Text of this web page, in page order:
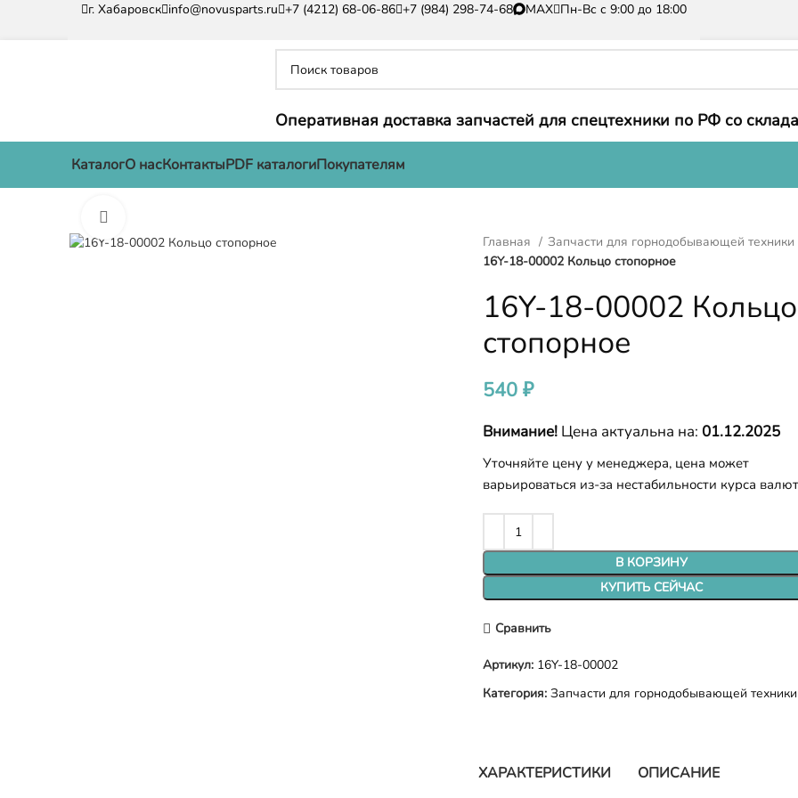
г. Хабаровск info@novusparts.ru +7 (4212) 68-06-86 +7 (984) 298-74-68 MAX Пн-Вс с 9:00 до 18:00
Оперативная доставка запчастей для спецтехники по РФ со
КаталогО насКонтактыPDF каталогиПокупателям
Главная
Запчасти для горнодобывающей техники
16Y-18-00002 Кольцо стопорное
16Y-18-00002 Кольцо
стопорное
540₽
Внимание! Цена актуальна на: 01.12.2025
Уточняйте цену у менеджера, цена может
варьироваться из-за нестабильности курса
В КОРЗИНУ
КУПИТЬ СЕЙЧАС
Сравнить
Артикул: 16Y-18-00002
Категория: Запчасти для горнодобывающей техники
ХАРАКТЕРИСТИКИ ОПИСАНИЕ